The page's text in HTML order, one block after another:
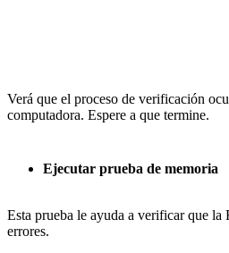
Verá que el proceso de verificación
computadora. Espere a que termine.
Ejecutar prueba de memoria
Esta prueba le ayuda a verificar que
errores.